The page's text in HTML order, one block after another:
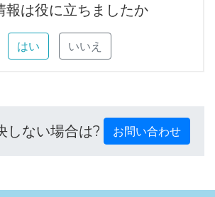
報は役に立ちましたか
はい いいえ
しない場合は? お問い合わせ